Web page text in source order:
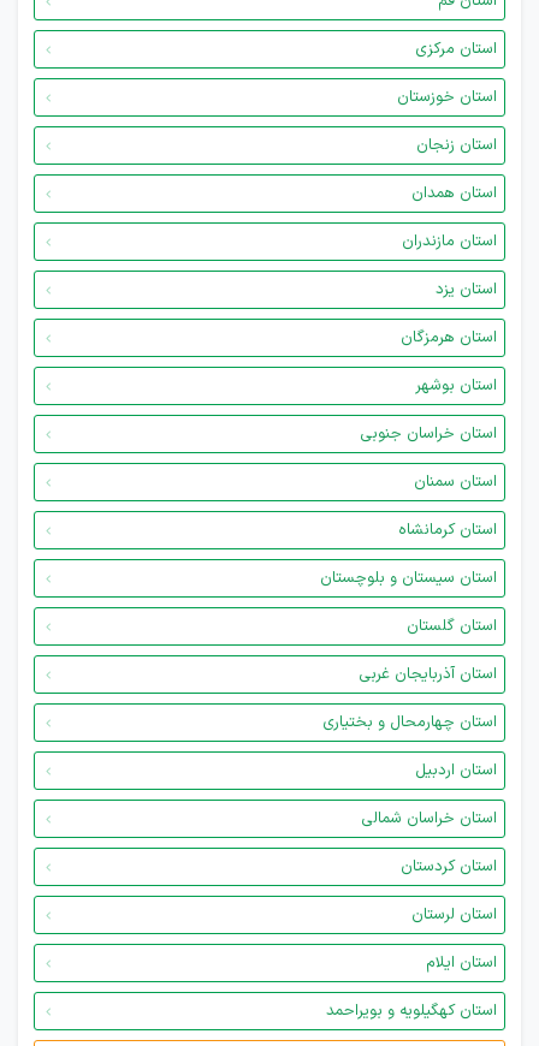
استان مرکزی
استان خوزستان
استان زنجان
استان همدان
استان مازندران
استان یزد
استان هرمزگان
استان بوشهر
استان خراسان جنوبی
استان سمنان
استان کرمانشاه
استان سیستان و بلوچستان
استان گلستان
استان آذربایجان غربی
استان چهارمحال و بختیاری
استان اردبیل
استان خراسان شمالی
استان کردستان
استان لرستان
استان ایلام
استان کهگیلویه و بویراحمد